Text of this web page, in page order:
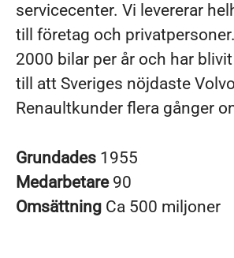
servicecenter. Vi levererar
till företag och
2000 bilar per år och har
till att Sveriges nöjdaste
Renaultkunder flera gånger
Grundades 1955
Medarbetare 90
Omsättning Ca 500 miljoner